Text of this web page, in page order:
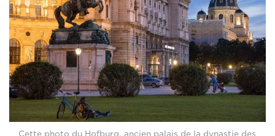
Cette photo du Hofburg, ancien palais de la dynastie des